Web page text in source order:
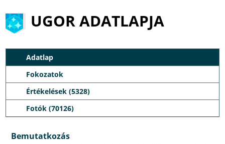
UGOR ADATLAPJA
Adatlap
Fokozatok
Értékelések (5328)
Fotók (70126)
Bemutatkozás